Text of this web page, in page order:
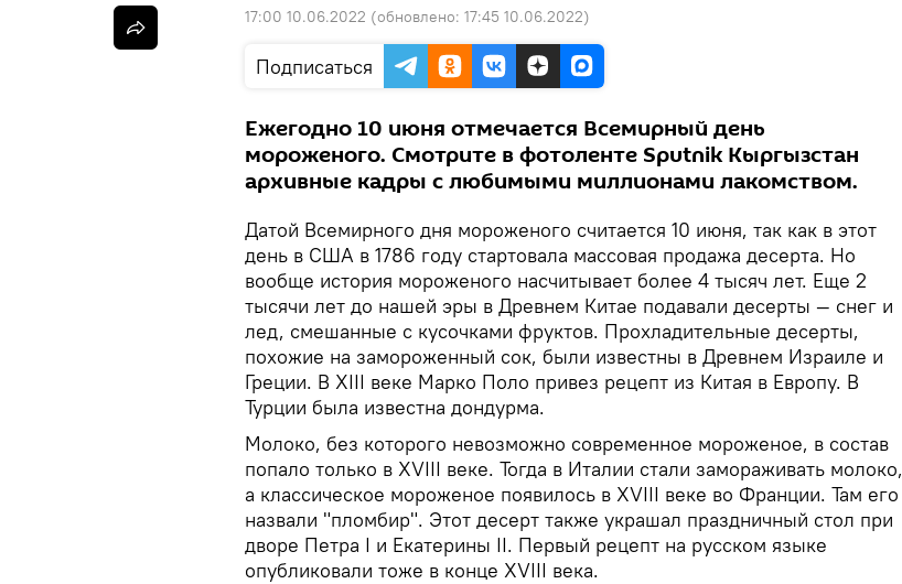
17:00 10.06.2022 (обновлено: 17:45 10.06.2022)
Подписаться
Ежегодно 10 июня отмечается Всемирный день
мороженого. Смотрите в фотоленте Sputnik Кыргызстан
архивные кадры с любимыми миллионами лакомством.
Датой Всемирного дня мороженого считается 10 июня, так как в этот
день в США в 1786 году стартовала массовая продажа десерта. Но
вообще история мороженого насчитывает более 4 тысяч лет. Еще 2
тысячи лет до нашей эры в Древнем Китае подавали десерты — снег и
лед, смешанные с кусочками фруктов. Прохладительные десерты,
похожие на замороженный сок, были известны в Древнем Израиле и
Греции. В XIII веке Марко Поло привез рецепт из Китая в Европу. В
Турции была известна дондурма.
Молоко, без которого невозможно современное мороженое, в состав
попало только в XVIII веке. Тогда в Италии стали замораживать молоко,
а классическое мороженое появилось в XVIII веке во Франции. Там его
назвали "пломбир". Этот десерт также украшал праздничный стол при
дворе Петра I и Екатерины II. Первый рецепт на русском языке
опубликовали тоже в конце XVIII века.